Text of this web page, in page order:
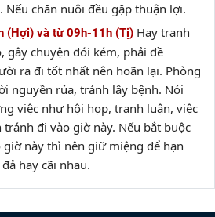
Nếu chăn nuôi đều gặp thuận lợi.
(Hợi) và từ 09h-11h (Tị) Hay tranh
gây chuyện đói kém, phải đề
ra đi tốt nhất nên hoãn lại. Phòng
nguyền rủa, tránh lây bệnh. Nói
việc như hội họp, tranh luận, việc
đi vào giờ này. Nếu bắt buộc
giờ này thì nên giữ miệng để hạn
hay cãi nhau.